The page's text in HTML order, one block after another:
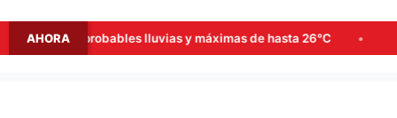
AHORAprobables lluvias y máximas de hasta 26°C